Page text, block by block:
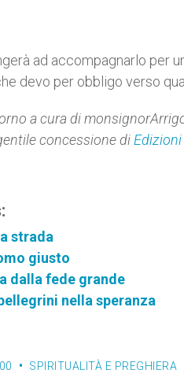
ad accompagnarlo per
devo per obbligo verso
a cura di monsignor
concessione di Edizioni
strada
giusto
dalla fede grande
nella speranza
SPIRITUALITÀ E PREGHIERA